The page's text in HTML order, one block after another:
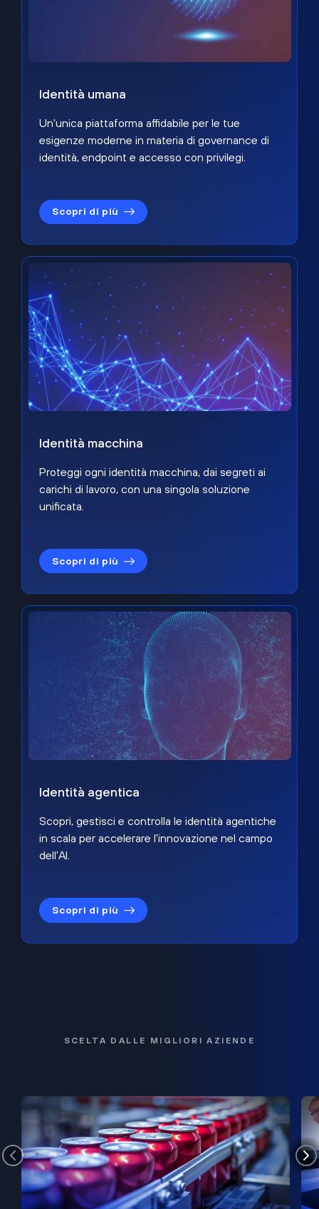
Identità umana
Un'unica piattaforma affidabile per le tue
esigenze moderne in materia di governance di
identità, endpoint e accesso con privilegi.
Scopri di più
Identità macchina
Proteggi ogni identità macchina, dai segreti ai
carichi di lavoro, con una singola soluzione
unificata.
Scopri di più
Identità agentica
Scopri, gestisci e controlla le identità agentiche
in scala per accelerare l'innovazione nel campo
dell'AI.
Scopri di più
SCELTA DALLE MIGLIORI AZIENDE